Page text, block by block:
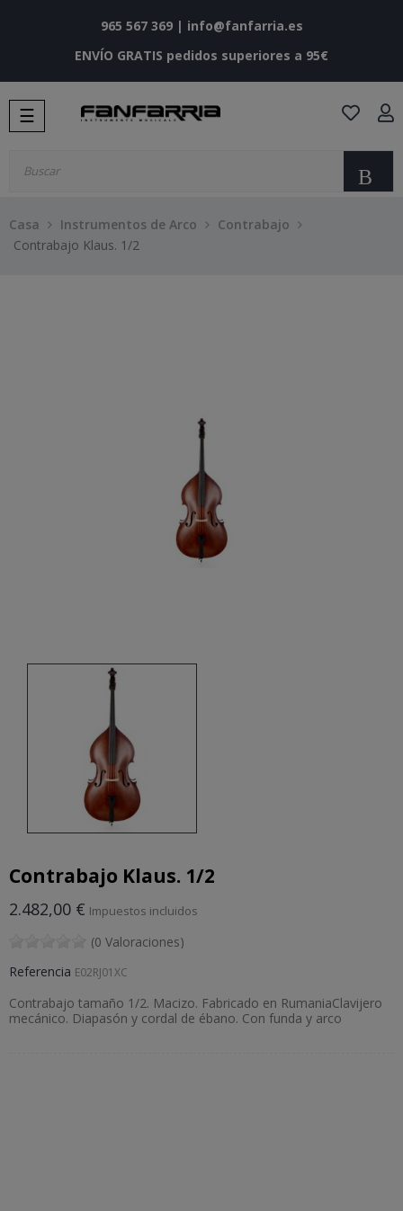
965 567 369| info@fanfarria.es
ENVÍO GRATIS pedidos superiores a 95€
Navegación
de
☰
Casa Instrumentos de Arco
Contrabajo
Contrabajo Klaus. 1/2
Contrabajo Klaus. 1/2
2.482,00 € Impuestos incluidos
(0 Valoraciones)
Referencia E02RJ01XC
Contrabajo tamaño 1/2. Macizo. Fabricado en RumaniaClavijero
mecánico. Diapasón y cordal de ébano. Con funda y arco